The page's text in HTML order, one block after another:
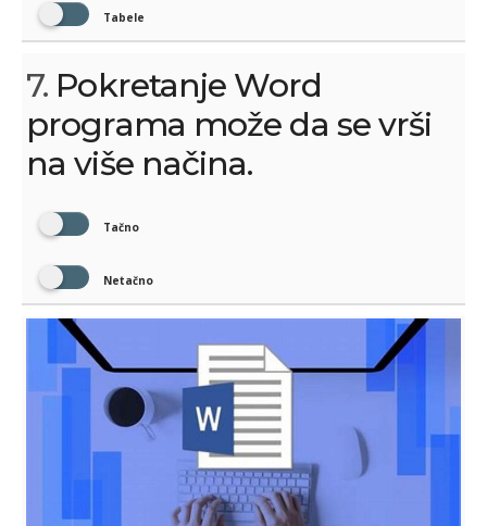
Tabele
7. Pokretanje Word
programa može da se vrši
na više načina.
Tačno
Netačno